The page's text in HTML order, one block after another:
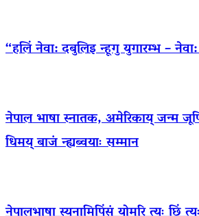
“हलिं नेवा: दबुलिइ न्हूगु युगारम्भ –
नेपाल भाषा स्नातक, अमेरिकाय् जन्म
धिमय् बाजं न्ह्यब्वयाः सम्मान